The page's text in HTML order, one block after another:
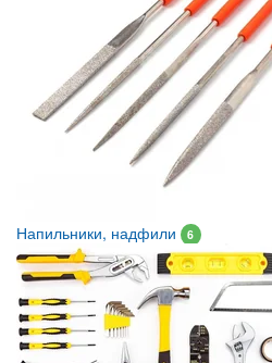
Напильники, надфили 6